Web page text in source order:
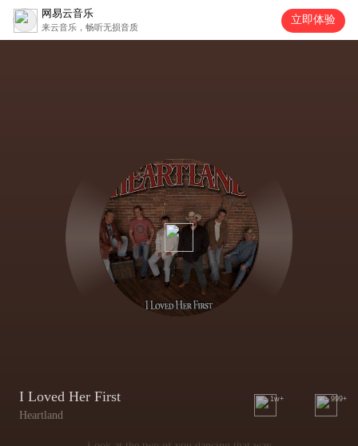
网易云音乐
来云音乐，畅听无损音质
立即体验
I Loved Her First
Heartland
1w+ 999+